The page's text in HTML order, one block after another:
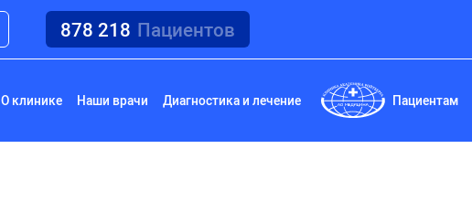
878 218 Пациентов
О клинике Наши врачи Диагностика и лечение Пациентам